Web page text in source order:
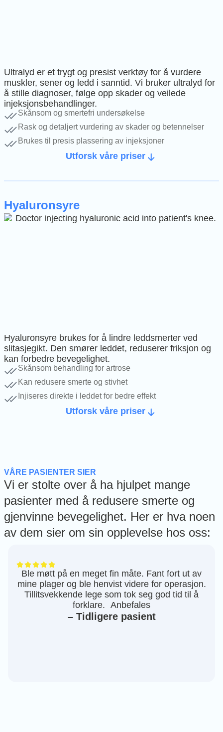
Ultralyd er et trygt og presist verktøy for å vurdere
muskler, sener og ledd i sanntid. Vi bruker ultralyd for
å stille diagnoser, følge opp skader og veilede
injeksjonsbehandlinger.
Skånsom og smertefri undersøkelse
Rask og detaljert vurdering av skader og betennelser
Brukes til presis plassering av injeksjoner
Utforsk våre priser
Hyaluronsyre
Hyaluronsyre brukes for å lindre leddsmerter ved
slitasjegikt. Den smører leddet, reduserer friksjon og
kan forbedre bevegelighet.
Skånsom behandling for artrose
Kan redusere smerte og stivhet
Injiseres direkte i leddet for bedre effekt
Utforsk våre priser
VÅRE PASIENTER SIER
Vi er stolte over å ha hjulpet mange
pasienter med å redusere smerte og
gjenvinne bevegelighet. Her er hva noen
av dem sier om sin opplevelse hos oss:
Ble møtt på en meget fin måte. Fant fort ut av
mine plager og ble henvist videre for operasjon.
Tillitsvekkende lege som tok seg god tid til å
forklare. Anbefales
– Tidligere pasient